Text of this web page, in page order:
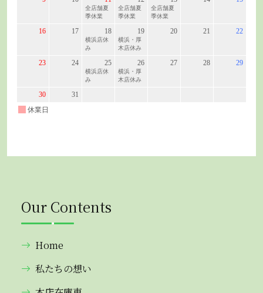
Our Contents
Home
私たちの想い